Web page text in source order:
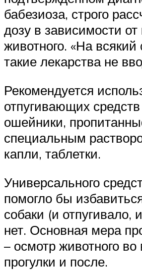
бабезиоза, строго
дозу в зависимости от
животного. «На всякий
такие лекарства не
Рекомендуется
отпугивающих
ошейники,
специальным
капли, таблетки.
Универсального
помогло бы
собаки (и отпугивало,
нет. Основная мера
– осмотр животного во
прогулки и после.